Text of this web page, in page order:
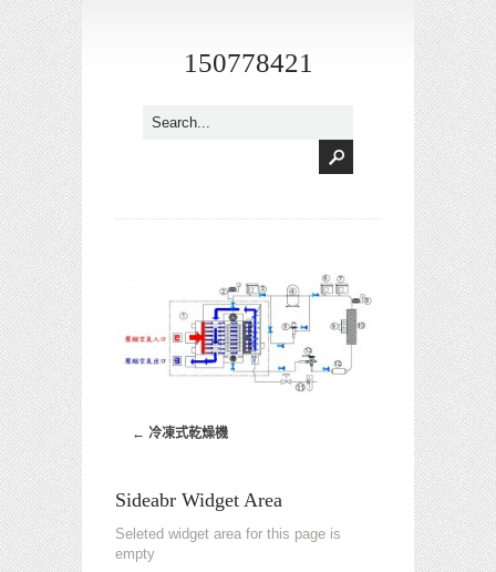
150778421
← 冷凍式乾燥機
Sideabr Widget Area
Seleted widget area for this page is
empty